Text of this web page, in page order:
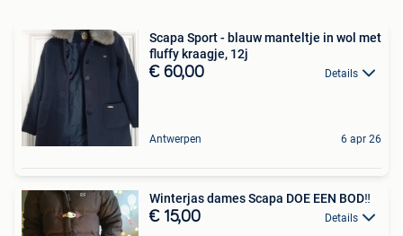
Scapa Sport - blauw manteltje in wol met
fluffy kraagje, 12j
€ 60,00 Details
Antwerpen 6 apr 26
Winterjas dames Scapa DOE EEN BOD‼️
€ 15,00 Details